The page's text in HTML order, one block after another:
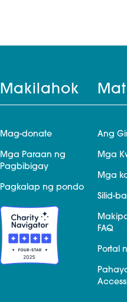
Makilahok
Mag-donate
Mga Paraan ng
Pagbibigay
Pagkalap ng pondo
Ang
Mga
Mga
Silid-
FAQ
Portal